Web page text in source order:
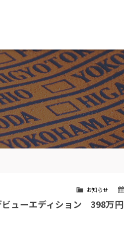
目玉車両一覧
Features Stock list
全国納車
Delivery service
買取無料査定
Trade in
お知らせ
ューエディション 398万円